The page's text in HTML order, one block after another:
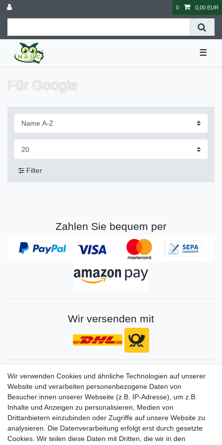
0 0,00 EUR
☰
Für Google
Filter
Zahlen Sie bequem per
Wir versenden mit
Gerne halten wir sie auf dem Laufenden
VORNAME NACHNAME
Newsletter
Honig
Hiermit bestätige ich, dass ich dieDaten­schutz­erklärunggelesen habe. Meine
Wir verwenden Cookies und ähnliche Technologien auf unserer
Website und verarbeiten personenbezogene Daten von
Besucher:innen unserer Webseite (z.B. IP-Adresse), um z.B.
Inhalte und Anzeigen zu personalisieren, Medien von
Drittanbietern einzubinden oder Zugriffe auf unsere Website zu
analysieren. Die Datenverarbeitung erfolgt erst durch gesetzte
Cookies. Wir teilen diese Daten mit Dritten, die wir in den